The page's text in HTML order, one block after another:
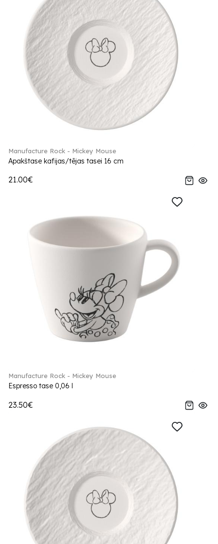
Manufacture Rock - Mickey Mouse
Apakštase kafijas/tējas tasei 16 cm
21.00€
Manufacture Rock - Mickey Mouse
Espresso tase 0,06 l
23.50€